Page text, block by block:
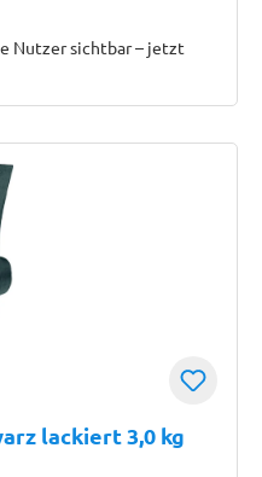
Nutzer sichtbar – jetzt
lackiert 3,0 kg